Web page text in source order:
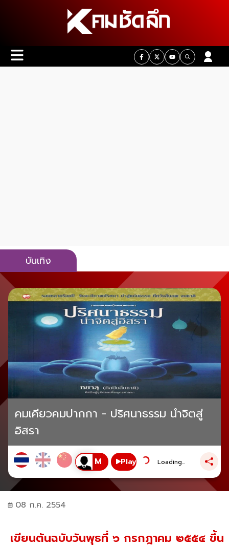
บันเทิง
คมเคียวคมปากกา - ปริศนาธรรม นำจิตสู่
อิสรา
Play Loading...
08 ก.ค. 2554
เขียนต้นฉบับวันพุธที่ ๖ กรกฎาคม ๒๕๕๔ ขึ้น